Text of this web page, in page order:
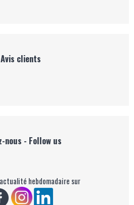
Avis clients
nous - Follow us
hebdomadaire sur